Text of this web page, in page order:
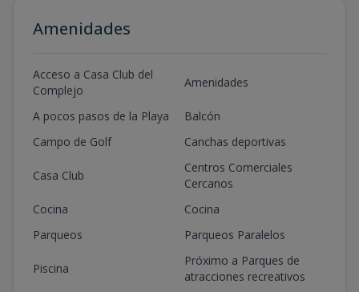
Amenidades
Acceso a Casa Club del
Complejo
Amenidades
A pocos pasos de la Playa
Balcón
Campo de Golf
Canchas deportivas
Casa Club
Centros Comerciales
Cercanos
Cocina
Cocina
Parqueos
Parqueos Paralelos
Piscina
Próximo a Parques de
atracciones recreativos